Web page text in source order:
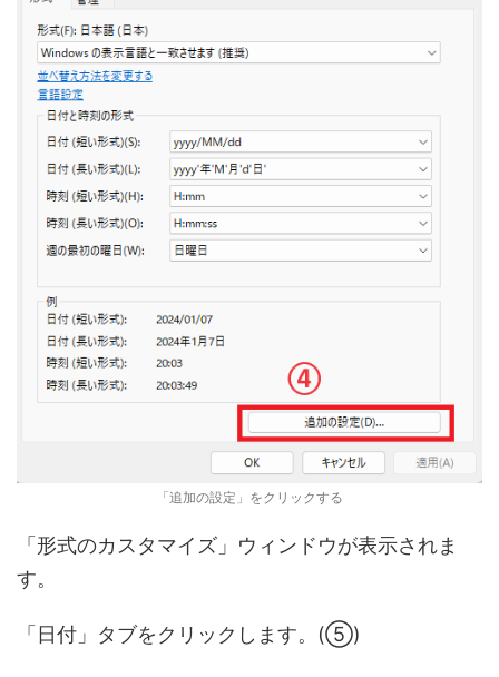
「追加の設定」をクリックする
「形式のカスタマイズ」ウィンドウが表示されま
す。
「日付」タブをクリックします。(⑤)